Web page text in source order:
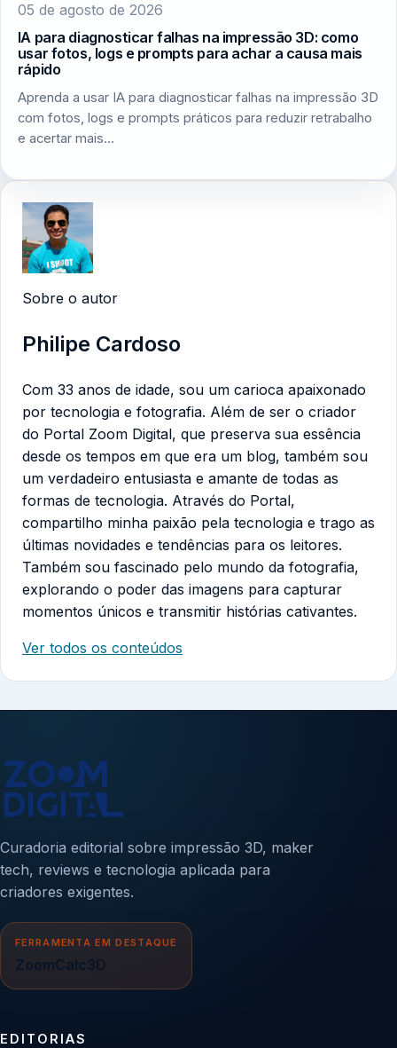
05 de agosto de 2026
IA para diagnosticar falhas na impressão 3D: como
usar fotos, logs e prompts para achar a causa mais
rápido
Aprenda a usar IA para diagnosticar falhas na impressão 3D
com fotos, logs e prompts práticos para reduzir retrabalho
e acertar mais…
Sobre o autor
Philipe Cardoso
Com 33 anos de idade, sou um carioca apaixonado
por tecnologia e fotografia. Além de ser o criador
do Portal Zoom Digital, que preserva sua essência
desde os tempos em que era um blog, também sou
um verdadeiro entusiasta e amante de todas as
formas de tecnologia. Através do Portal,
compartilho minha paixão pela tecnologia e trago as
últimas novidades e tendências para os leitores.
Também sou fascinado pelo mundo da fotografia,
explorando o poder das imagens para capturar
momentos únicos e transmitir histórias cativantes.
Ver todos os conteúdos
Curadoria editorial sobre impressão 3D, maker
tech, reviews e tecnologia aplicada para
criadores exigentes.
FERRAMENTA EM DESTAQUE
ZoomCalc3D
EDITORIAS